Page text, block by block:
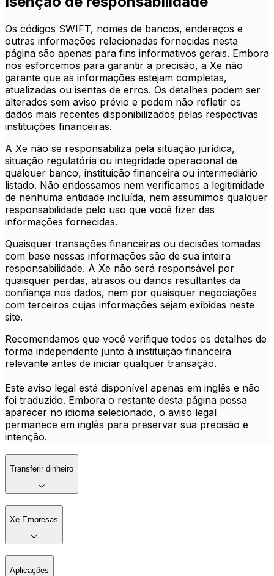
Os códigos SWIFT, nomes de bancos, endereços e
outras informações relacionadas fornecidas nesta
página são apenas para fins informativos gerais. Embora
nos esforcemos para garantir a precisão, a Xe não
garante que as informações estejam completas,
atualizadas ou isentas de erros. Os detalhes podem ser
alterados sem aviso prévio e podem não refletir os
dados mais recentes disponibilizados pelas respectivas
instituições financeiras.
A Xe não se responsabiliza pela situação jurídica,
situação regulatória ou integridade operacional de
qualquer banco, instituição financeira ou intermediário
listado. Não endossamos nem verificamos a legitimidade
de nenhuma entidade incluída, nem assumimos qualquer
responsabilidade pelo uso que você fizer das
informações fornecidas.
Quaisquer transações financeiras ou decisões tomadas
com base nessas informações são de sua inteira
responsabilidade. A Xe não será responsável por
quaisquer perdas, atrasos ou danos resultantes da
confiança nos dados, nem por quaisquer negociações
com terceiros cujas informações sejam exibidas neste
site.
Recomendamos que você verifique todos os detalhes de
forma independente junto à instituição financeira
relevante antes de iniciar qualquer transação.
Este aviso legal está disponível apenas em inglês e não
foi traduzido. Embora o restante desta página possa
aparecer no idioma selecionado, o aviso legal
permanece em inglês para preservar sua precisão e
intenção.
Transferir dinheiro
Xe Empresas
Aplicações